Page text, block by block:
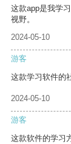
这款app是我学
视野。
2024-05-10
游客
这款学习软件的
2024-05-10
游客
这款软件的学习